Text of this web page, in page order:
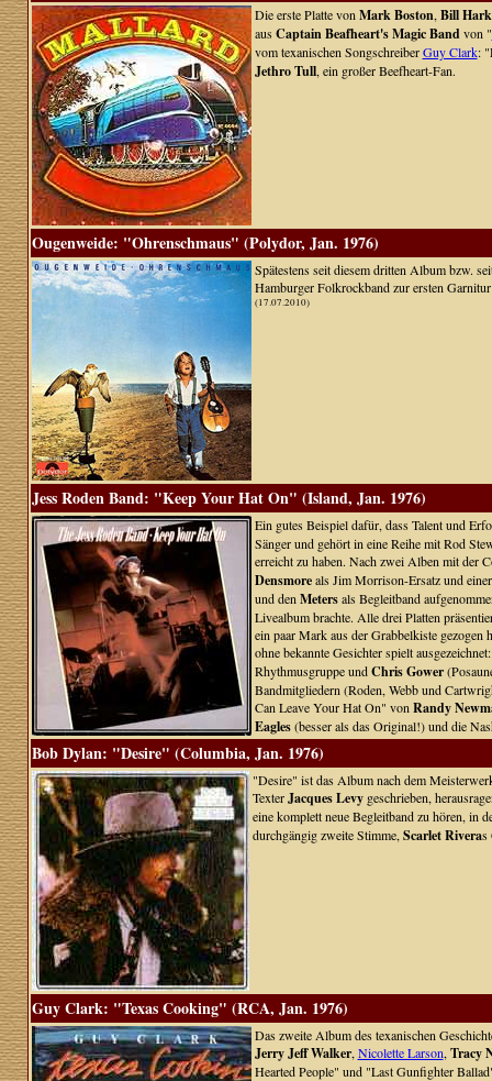
Die erste Platte von Mark Boston, Bill
ausCaptain Beafheart's Magic Band von "
vom texanischen SongschreiberGuy Clark:
Jethro Tull, ein großer Beefheart-Fan.
Ougenweide: "Ohrenschmaus" (Polydor, Jan. 1976)
Spätestens seit diesem dritten Album bzw.
Hamburger Folkrockband zur ersten
(17.07.2010)
Jess Roden Band: "Keep Your Hat On" (Island, Jan. 1976)
Ein gutes Beispiel dafür, dass Talent und
Sänger und gehört in eine Reihe mit Rod
erreicht zu haben. Nach zwei Alben mit der
Densmoreals Jim Morrison-Ersatz und
und den Metersals Begleitband
Livealbum brachte. Alle drei Platten
ein paar Mark aus der Grabbelkiste gezogen
ohne bekannte Gesichter spielt
Rhythmusgruppe undChris Gower
Bandmitgliedern (Roden, Webb und
Can Leave Your Hat On" von Randy
Eagles(besser als das Original!) und die
Bob Dylan: "Desire" (Columbia, Jan. 1976)
"Desire" ist das Album nach dem
TexterJacques Levygeschrieben,
eine komplett neue Begleitband zu hören, in
durchgängig zweite Stimme, Scarlet Riveras
Guy Clark: "Texas Cooking" (RCA, Jan. 1976)
Das zweite Album des texanischen
Jerry Jeff Walker, Nicolette Larson, Tracy
Hearted People" und "Last Gunfighter